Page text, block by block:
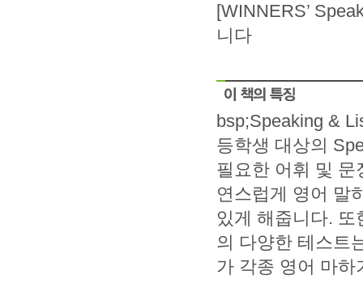
[WINNERS’
니다
bsp;Speaking &
등학생 대상의
필요한 어휘 및
연스럽게 영어 말
있게 해줍니다. 또
의 다양한 테스트
가 각종 영어 마